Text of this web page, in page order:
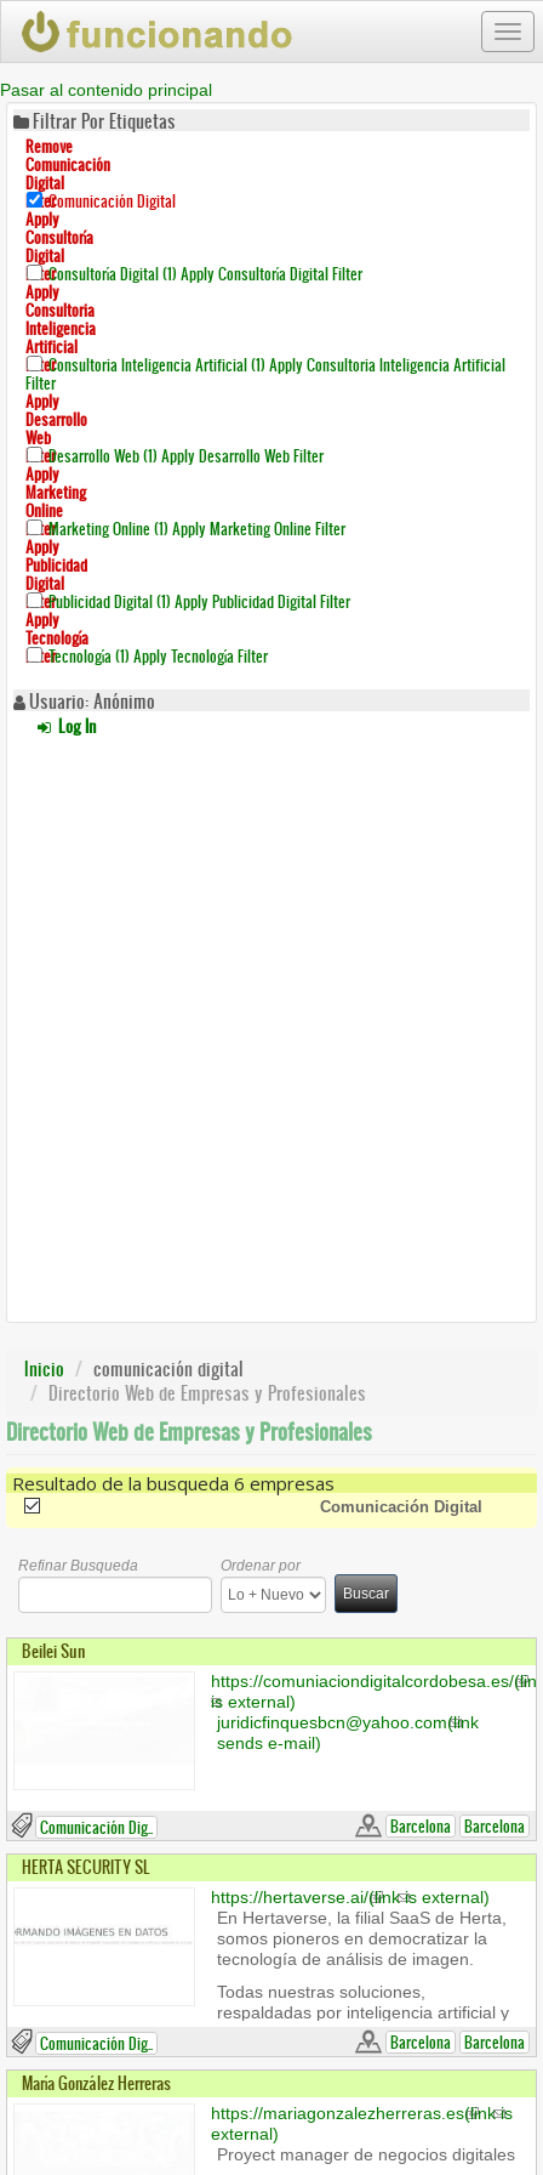
Pasar al contenido principal
Filtrar Por Etiquetas
Remove
Comunicación
Digital
FilterComunicación Digital
Apply
Consultoría
Digital
FilterConsultoría Digital (1) Apply Consultoría Digital Filter
Apply
Consultoria
Inteligencia
Artificial
FilterConsultoria Inteligencia Artificial (1) Apply Consultoria Inteligencia Artificial
Filter
Apply
Desarrollo
Web
FilterDesarrollo Web (1) Apply Desarrollo Web Filter
Apply
Marketing
Online
FilterMarketing Online (1) Apply Marketing Online Filter
Apply
Publicidad
Digital
FilterPublicidad Digital (1) Apply Publicidad Digital Filter
Apply
Tecnología
FilterTecnología (1) Apply Tecnología Filter
Usuario: Anónimo
Log In
Inicio
comunicación digital
Directorio Web de Empresas y Profesionales
Directorio Web de Empresas y Profesionales
Resultado de la busqueda 6 empresas
(-) Comunicación Digital
Refinar Busqueda
Ordenar por
Buscar
Beilei Sun
https://comuniaciondigitalcordobesa.es/
is external)
juridicfinquesbcn@yahoo.com(link
sends e-mail)
Barcelona Barcelona
Comunicación Dig..
HERTA SECURITY SL
https://hertaverse.ai/(link is external)
En Hertaverse, la filial SaaS de Herta,
somos pioneros en democratizar la
tecnología de análisis de imagen.
Todas nuestras soluciones,
respaldadas por inteligencia artificial y
alojadas en la nube, están diseñadas
para ofrecer una comprensión más
profunda del mundo que nos rodea.
Barcelona Barcelona
Comunicación Dig..
María González Herreras
https://mariagonzalezherreras.es(link is
external)
Proyect manager de negocios digitales